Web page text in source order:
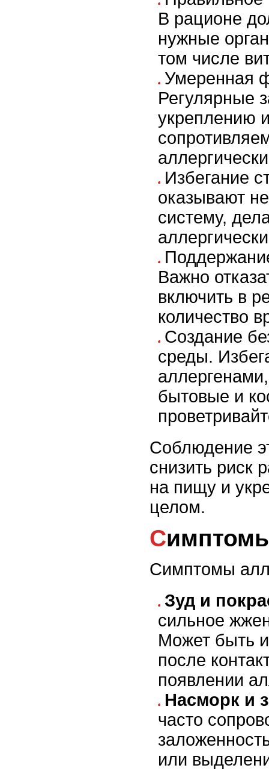
В рационе
нужные
том числе
Умеренная
Регулярные
укреплению
Избегание
оказывают
систему,
Важно
включить в
количество
Создание
среды.
бытовые и
Соблюдение
снизить риск
на пищу и
целом.
Симптомы
Зуд и
сильное
Может быть
после
появлении
Насморк и
часто
или